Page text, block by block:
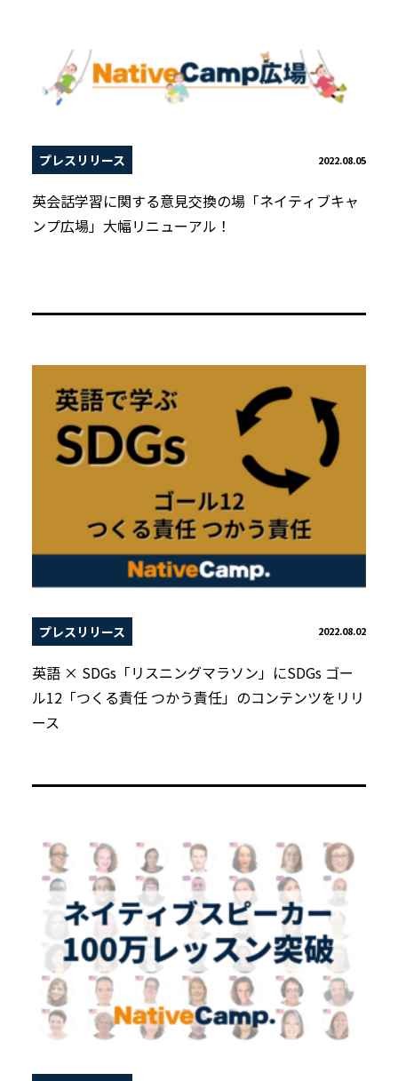
プレスリリース 2022.08.05
英会話学習に関する意見交換の場「ネイティブキャ
ンプ広場」大幅リニューアル！
プレスリリース 2022.08.02
英語 × SDGs「リスニングマラソン」にSDGs ゴー
ル12「つくる責任 つかう責任」のコンテンツをリリ
ース